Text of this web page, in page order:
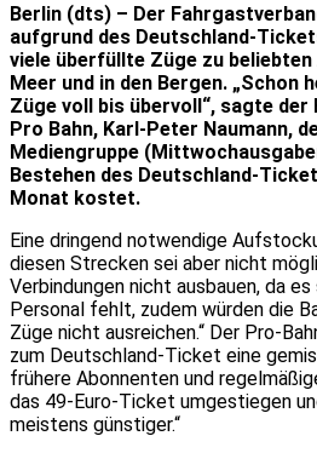
Berlin (dts) – Der
aufgrund des Deutschland-
viele überfüllte Züge zu
Meer und in den Bergen. „Schon
Züge voll bis übervoll“, sagte
Pro Bahn, Karl-Peter Naumann,
Mediengruppe
Bestehen des Deutschland-
Monat kostet.
Eine dringend notwendige
diesen Strecken sei aber nicht
Verbindungen nicht ausbauen, da
Personal fehlt, zudem würden die
Züge nicht ausreichen.“ Der Pro-
zum Deutschland-Ticket eine
frühere Abonnenten und
das 49-Euro-Ticket umgestiegen
meistens günstiger.“